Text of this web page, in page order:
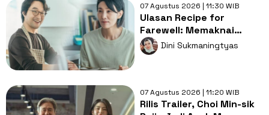
07 Agustus 2026 | 11:30 WIB
Ulasan Recipe for
Farewell: Memaknai
Perpisahan Lewat
Sepiring Masakan
Dini Sukmaningtyas
07 Agustus 2026 | 11:20 WIB
Rilis Trailer, Choi Min-sik